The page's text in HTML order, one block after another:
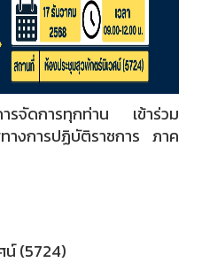
รจัดการทุกท่าน เข้าร่วม
างการปฏิบัติราชการ ภาค
(5724)